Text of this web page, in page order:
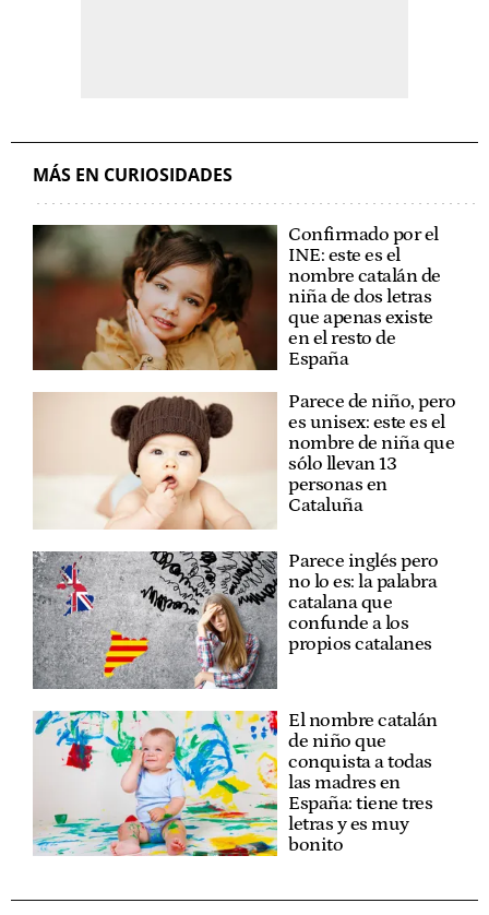
MÁS EN CURIOSIDADES
Confirmado por el
INE: este es el
nombre catalán de
niña de dos letras
que apenas existe
en el resto de
España
Parece de niño, pero
es unisex: este es el
nombre de niña que
sólo llevan 13
personas en
Cataluña
Parece inglés pero
no lo es: la palabra
catalana que
confunde a los
propios catalanes
El nombre catalán
de niño que
conquista a todas
las madres en
España: tiene tres
letras y es muy
bonito